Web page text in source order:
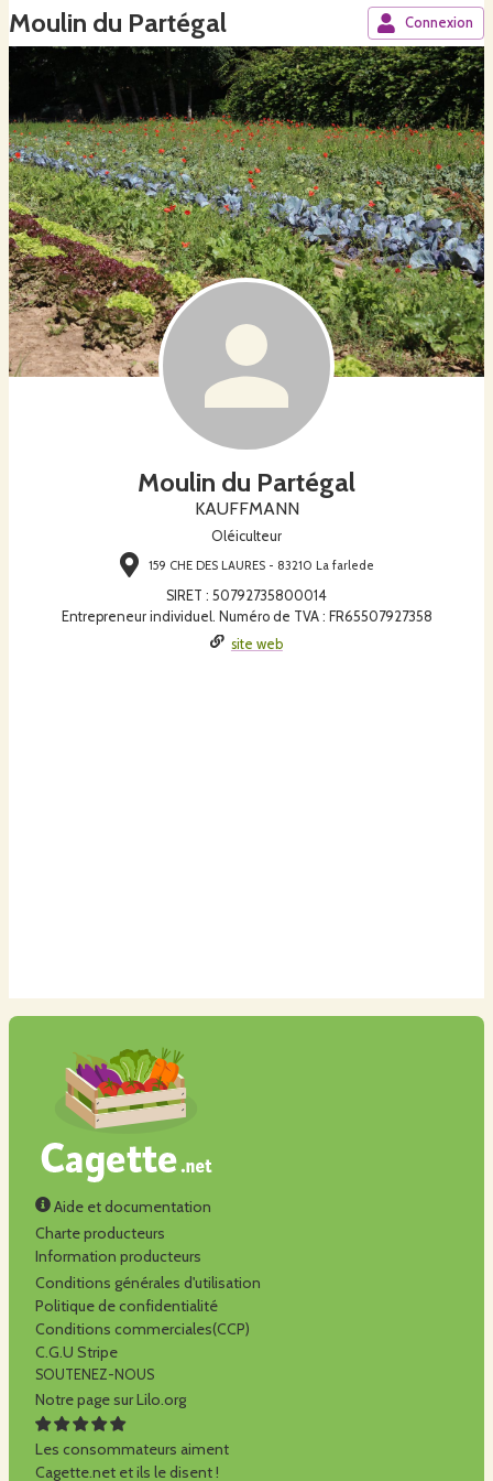
Moulin du Partégal Connexion
Moulin du Partégal
KAUFFMANN
Oléiculteur
159 CHE DES LAURES - 83210 La farlede
SIRET : 50792735800014
Entrepreneur individuel. Numéro de TVA : FR65507927358
site web
Aide et documentation
Charte producteurs
Information producteurs
Conditions générales d'utilisation
Politique de confidentialité
Conditions commerciales(CCP)
C.G.U Stripe
SOUTENEZ-NOUS
Notre page sur Lilo.org
Les consommateurs aiment
Cagette.net et ils le disent !